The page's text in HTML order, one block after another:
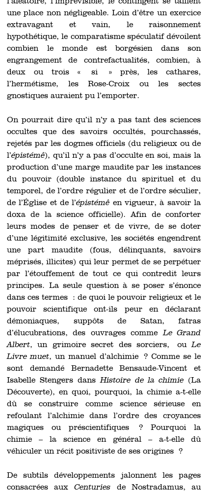
une place non négligeable. Loin d’être un exercice
extravagant et vain, le raisonnement
hypothétique, le comparatisme spéculatif dévoilent
combien le monde est borgésien dans son
engrangement de contrefactualités, combien, à
deux ou trois « si » près, les cathares,
l’hermétisme, les Rose-Croix ou les sectes
gnostiques auraient pu l’emporter.
On pourrait dire qu’il n’y a pas tant des sciences
occultes que des savoirs occultés, pourchassés,
rejetés par les dogmes officiels (du religieux ou de
l’épistémê), qu’il n’y a pas d’occulte en soi, mais la
production d’une marge maudite par les instances
du pouvoir (double instance du spirituel et du
temporel, de l’ordre régulier et de l’ordre séculier,
de l’Église et de l’épistémê en vigueur, à savoir la
doxa de la science officielle). Afin de conforter
leurs modes de penser et de vivre, de se doter
d’une légitimité exclusive, les sociétés engendrent
une part maudite (fous, délinquants, savoirs
méprisés, illicites) qui leur permet de se perpétuer
par l’étouffement de tout ce qui contredit leurs
principes. La seule question à se poser s’énonce
dans ces termes : de quoi le pouvoir religieux et le
pouvoir scientifique ont-ils peur en déclarant
démoniaques, suppôts de Satan, fatras
d’élucubrations, des ouvrages commeLe Grand
Albert, un grimoire secret des sorciers, ouLe
Livre muet, un manuel d’alchimie ? Comme se le
sont demandé Bernadette Bensaude-Vincent et
Isabelle Stengers dansHistoire de la chimie(La
Découverte), en quoi, pourquoi, la chimie a-t-elle
dû se construire comme science sérieuse en
refoulant l’alchimie dans l’ordre des croyances
magiques ou préscientifiques ? Pourquoi la
chimie – la science en général – a-t-elle dû
véhiculer un récit positiviste de ses origines ?
De subtils développements jalonnent les pages
consacrées auxCenturies de Nostradamus, au